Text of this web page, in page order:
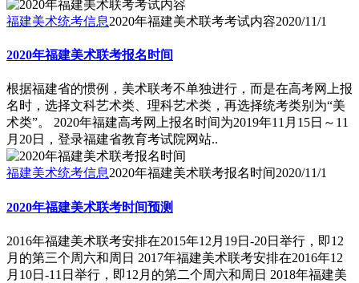
福建美术统考信息2020年福建美术联考考试内容2020/11/1
2020年福建美术联考报名时间
根据福建省的惯例，美术联考不单独进行，而是在高考网上报
名时，选择文科艺术类、理科艺术类，再选择统考类别为“美
术类”。 2020年福建高考网上报名时间为2019年11月15日～11
月20日，登录福建省教育考试院网站..
福建美术统考信息2020年福建美术联考报名时间2020/11/1
2020年福建美术联考时间预测
2016年福建美术联考安排在2015年12月19日-20日举行，即12
月的第三个周六和周日 2017年福建美术联考安排在2016年12
月10日-11日举行，即12月的第二个周六和周日 2018年福建美